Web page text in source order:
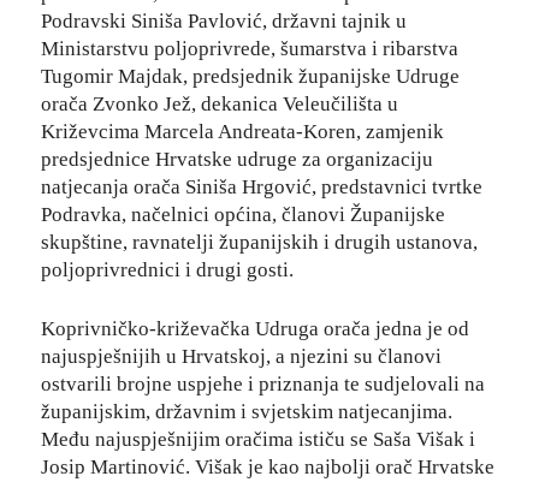
Podravski Siniša Pavlović, državni tajnik u
Ministarstvu poljoprivrede, šumarstva i ribarstva
Tugomir Majdak, predsjednik županijske Udruge
orača Zvonko Jež, dekanica Veleučilišta u
Križevcima Marcela Andreata-Koren, zamjenik
predsjednice Hrvatske udruge za organizaciju
natjecanja orača Siniša Hrgović, predstavnici tvrtke
Podravka, načelnici općina, članovi Županijske
skupštine, ravnatelji županijskih i drugih ustanova,
poljoprivrednici i drugi gosti.
Koprivničko-križevačka Udruga orača jedna je od
najuspješnijih u Hrvatskoj, a njezini su članovi
ostvarili brojne uspjehe i priznanja te sudjelovali na
županijskim, državnim i svjetskim natjecanjima.
Među najuspješnijim oračima ističu se Saša Višak i
Josip Martinović. Višak je kao najbolji orač Hrvatske